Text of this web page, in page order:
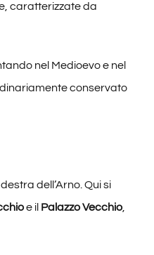
caratterizzate da
nel Medioevo e nel
conservato
dell’Arno. Qui si
e il Palazzo Vecchio,